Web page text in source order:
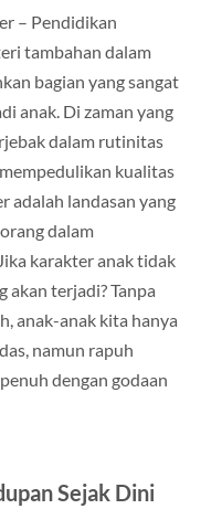
– Pendidikan
tambahan dalam
bagian yang sangat
anak. Di zaman yang
dalam rutinitas
kualitas
adalah landasan yang
dalam
karakter anak tidak
akan terjadi? Tanpa
anak-anak kita hanya
namun rapuh
dengan godaan
Sejak Dini